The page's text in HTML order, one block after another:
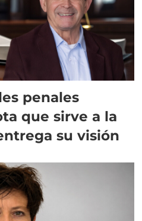
penales
que sirve a la
su visión